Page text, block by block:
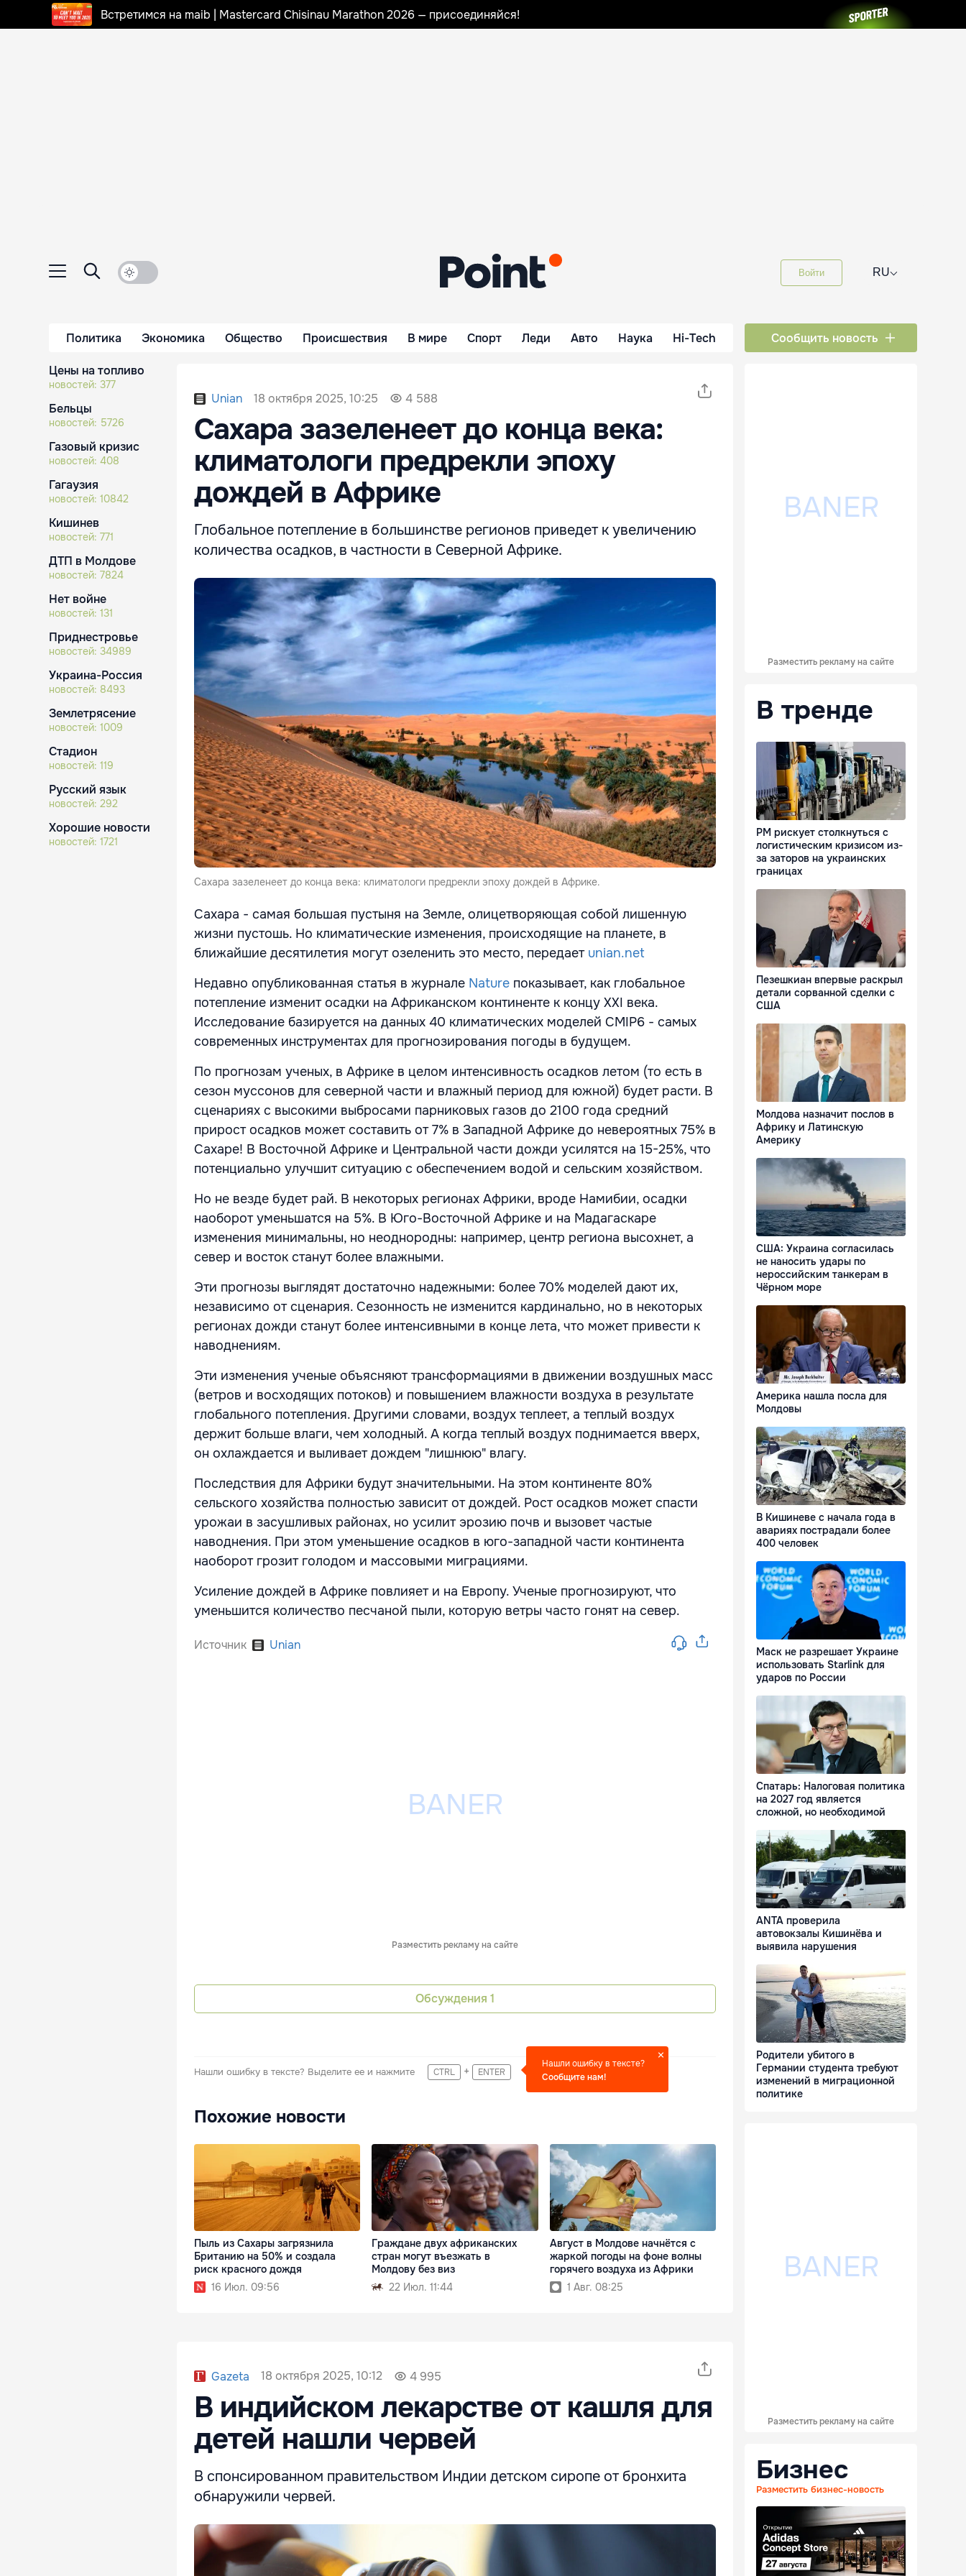
Встретимся на maib | Mastercard Chisinau Marathon 2026 — присоединяйся!
Войти RU⌵
Политика Экономика Общество Происшествия В мире Спорт Леди Авто Наука Hi-Tech Сообщить новость
Цены на топливо
новостей: 377
Бельцы
новостей: 5726
Газовый кризис
новостей: 408
Гагаузия
новостей: 10842
Кишинев
новостей: 771
ДТП в Молдове
новостей: 7824
Нет войне
новостей: 131
Приднестровье
новостей: 34989
Украина-Россия
новостей: 8493
Землетрясение
новостей: 1009
Стадион
новостей: 119
Русский язык
новостей: 292
Хорошие новости
новостей: 1721
Unian 18 октября 2025, 10:25 4 588
Сахара зазеленеет до конца века:
климатологи предрекли эпоху
дождей в Африке
Глобальное потепление в большинстве регионов приведет к увеличению
количества осадков, в частности в Северной Африке.
Сахара зазеленеет до конца века: климатологи предрекли эпоху дождей в Африке.
Сахара - самая большая пустыня на Земле, олицетворяющая собой лишенную
жизни пустошь. Но климатические изменения, происходящие на планете, в
ближайшие десятилетия могут озеленить это место, передает unian.net
Недавно опубликованная статья в журнале Nature показывает, как глобальное
потепление изменит осадки на Африканском континенте к концу XXI века.
Исследование базируется на данных 40 климатических моделей CMIP6 - самых
современных инструментах для прогнозирования погоды в будущем.
По прогнозам ученых, в Африке в целом интенсивность осадков летом (то есть в
сезон муссонов для северной части и влажный период для южной) будет расти. В
сценариях с высокими выбросами парниковых газов до 2100 года средний
прирост осадков может составить от 7% в Западной Африке до невероятных 75% в
Сахаре! В Восточной Африке и Центральной части дожди усилятся на 15-25%, что
потенциально улучшит ситуацию с обеспечением водой и сельским хозяйством.
Но не везде будет рай. В некоторых регионах Африки, вроде Намибии, осадки
наоборот уменьшатся на 5%. В Юго-Восточной Африке и на Мадагаскаре
изменения минимальны, но неоднородны: например, центр региона высохнет, а
север и восток станут более влажными.
Эти прогнозы выглядят достаточно надежными: более 70% моделей дают их,
независимо от сценария. Сезонность не изменится кардинально, но в некоторых
регионах дожди станут более интенсивными в конце лета, что может привести к
наводнениям.
Эти изменения ученые объясняют трансформациями в движении воздушных масс
(ветров и восходящих потоков) и повышением влажности воздуха в результате
глобального потепления. Другими словами, воздух теплеет, а теплый воздух
держит больше влаги, чем холодный. А когда теплый воздух поднимается вверх,
он охлаждается и выливает дождем "лишнюю" влагу.
Последствия для Африки будут значительными. На этом континенте 80%
сельского хозяйства полностью зависит от дождей. Рост осадков может спасти
урожаи в засушливых районах, но усилит эрозию почв и вызовет частые
наводнения. При этом уменьшение осадков в юго-западной части континента
наоборот грозит голодом и массовыми миграциями.
Усиление дождей в Африке повлияет и на Европу. Ученые прогнозируют, что
уменьшится количество песчаной пыли, которую ветры часто гонят на север.
Источник Unian
Разместить рекламу на сайте
Обсуждения 1
Нашли ошибку в тексте? Выделите ее и нажмите CTRL + ENTER
Нашли ошибку в тексте?
Сообщите нам!
Похожие новости
Пыль из Сахары загрязнила
Британию на 50% и создала
риск красного дождя
16 Июл. 09:56
Граждане двух африканских
стран могут въезжать в
Молдову без виз
22 Июл. 11:44
Август в Молдове начнётся с
жаркой погоды на фоне волны
горячего воздуха из Африки
1 Авг. 08:25
Gazeta 18 октября 2025, 10:12 4 995
В индийском лекарстве от кашля для
детей нашли червей
В спонсированном правительством Индии детском сиропе от бронхита
обнаружили червей.
Разместить рекламу на сайте
В тренде
РМ рискует столкнуться с
логистическим кризисом из-
за заторов на украинских
границах
Пезешкиан впервые раскрыл
детали сорванной сделки с
США
Молдова назначит послов в
Африку и Латинскую
Америку
США: Украина согласилась
не наносить удары по
нероссийским танкерам в
Чёрном море
Америка нашла посла для
Молдовы
В Кишиневе с начала года в
авариях пострадали более
400 человек
Маск не разрешает Украине
использовать Starlink для
ударов по России
Спатарь: Налоговая политика
на 2027 год является
сложной, но необходимой
ANTA проверила
автовокзалы Кишинёва и
выявила нарушения
Родители убитого в
Германии студента требуют
изменений в миграционной
политике
Разместить рекламу на сайте
Бизнес
Разместить бизнес-новость